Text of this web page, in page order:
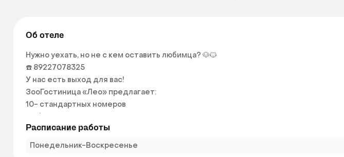
Об отеле
Нужно уехать, но не с кем оставить любимца? 🐶🐱
☎️ 89227078325
У нас есть выход для вас!
ЗооГостиница «Лео» предлагает:
10- стандартных номеров
Расписание работы
Понедельник-Воскресенье